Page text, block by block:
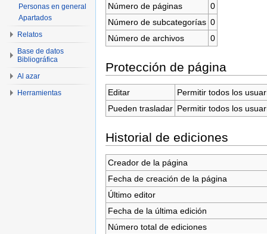
Número de páginas
0
Número de subcategorías 0
Número de archivos
0
Protección de página
Editar
Permitir todos los
Pueden trasladar Permitir todos los
Historial de ediciones
Creador de la página
Fecha de creación de la página
Último editor
Fecha de la última edición
Número total de ediciones
Personas en general
Apartados
Relatos
Base de datos
Bibliográfica
Al azar
Herramientas